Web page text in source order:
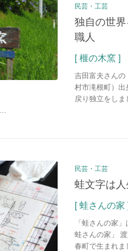
民芸・工芸
独自の世
職人
[ 榧の木窯 ]
吉田富夫さんの
村市滝根町）出
戻り独立をし
民芸・工芸
蛙文字は
[ 蛙さんの家
「蛙さんの家
蛙さんの家」
春町で生まれま